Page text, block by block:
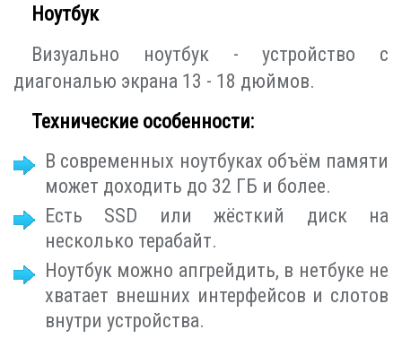
Ноутбук
Визуально ноутбук - устройство с
диагональю экрана 13 - 18 дюймов.
Технические особенности:
В современных ноутбуках объём памяти
может доходить до 32 ГБ и более.
Есть SSD или жёсткий диск на
несколько терабайт.
Ноутбук можно апгрейдить, в нетбуке не
хватает внешних интерфейсов и слотов
внутри устройства.